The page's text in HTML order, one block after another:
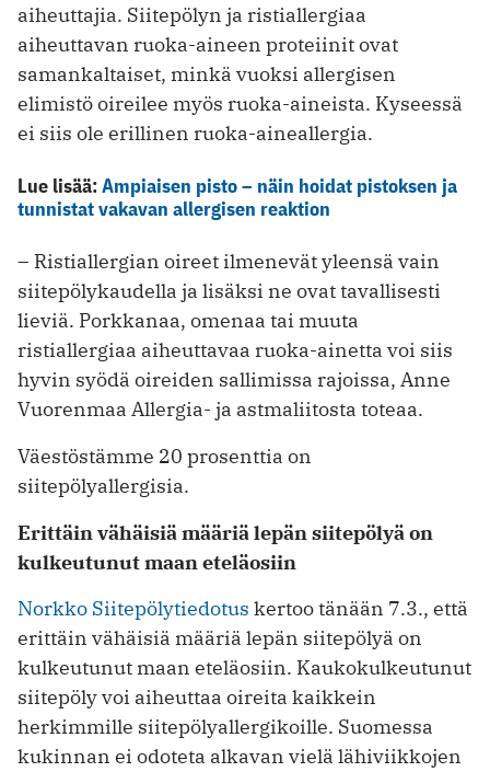
aiheuttajia. Siitepölyn ja ristiallergiaa
aiheuttavan ruoka-aineen proteiinit ovat
samankaltaiset, minkä vuoksi allergisen
elimistö oireilee myös ruoka-aineista. Kyseessä
ei siis ole erillinen ruoka-aineallergia.
Lue lisää:Ampiaisen pisto – näin hoidat pistoksen ja
tunnistat vakavan allergisen reaktion
– Ristiallergian oireet ilmenevät yleensä vain
siitepölykaudella ja lisäksi ne ovat tavallisesti
lieviä. Porkkanaa, omenaa tai muuta
ristiallergiaa aiheuttavaa ruoka-ainetta voi siis
hyvin syödä oireiden sallimissa rajoissa, Anne
Vuorenmaa Allergia- ja astmaliitosta toteaa.
Väestöstämme 20 prosenttia on
siitepölyallergisia.
Erittäin vähäisiä määriä lepän siitepölyä on
kulkeutunut maan eteläosiin
Norkko Siitepölytiedotus kertoo tänään 7.3., että
erittäin vähäisiä määriä lepän siitepölyä on
kulkeutunut maan eteläosiin. Kaukokulkeutunut
siitepöly voi aiheuttaa oireita kaikkein
herkimmille siitepölyallergikoille. Suomessa
kukinnan ei odoteta alkavan vielä lähiviikkojen